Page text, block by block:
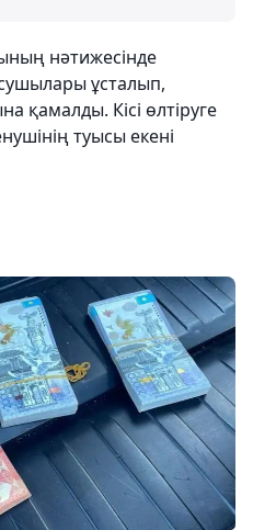
нәтижесінде
ұсталып,
қамалды. Кісі өлтіруге
туысы екені